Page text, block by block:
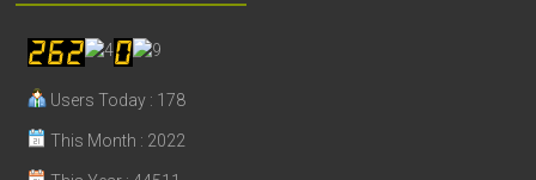
Users Today : 178
This Month : 2022